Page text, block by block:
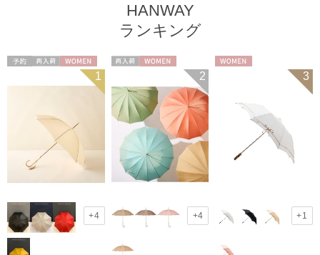
HANWAY
ランキング
WOMEN 1
+4
2
+4
3
+1